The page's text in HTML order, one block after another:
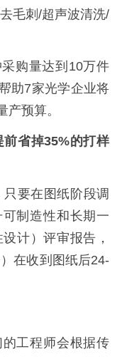
毛刺/超声波清洗/
购量达到10万件
助7家光学企业将
预算。
省掉35%的打样
要在图纸阶段调
制造性和长期一
计）评审报告，
在收到图纸后24-
工程师会根据传